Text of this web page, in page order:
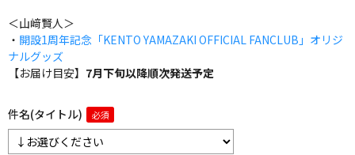
＜山﨑賢人＞
・ 開設1周年記念「KENTO YAMAZAKI OFFICIAL FANCLUB」オリジ
ナルグッズ
【お届け目安】 7月下旬以降順次発送予定
件名(タイトル)